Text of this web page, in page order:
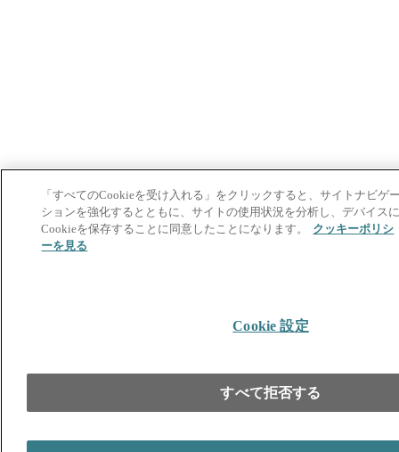
「すべてのCookieを受け入れる」をクリックすると、サイトナビゲ
ションを強化するとともに、サイトの使用状況を分析し、デバイス
Cookieを保存することに同意したことになります。
クッキーポリシ
ーを見る
Cookie 設定
すべて拒否する